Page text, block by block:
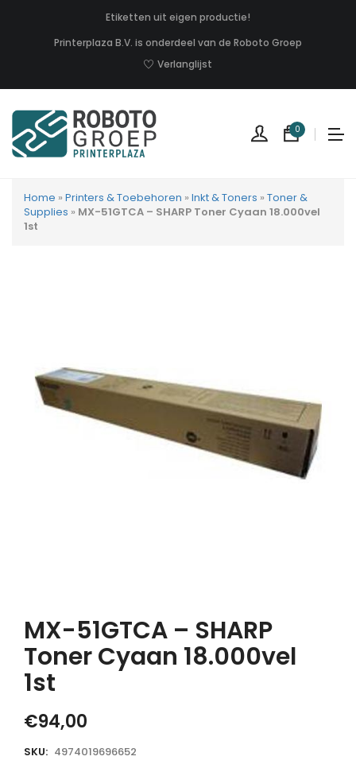
Etiketten uit eigen productie!
Printerplaza B.V. is onderdeel van de Roboto Groep
Verlanglijst
0
Home » Printers & Toebehoren » Inkt & Toners » Toner &
Supplies » MX-51GTCA – SHARP Toner Cyaan 18.000vel
1st
MX-51GTCA – SHARP
Toner Cyaan 18.000vel
1st
€94,00
SKU: 4974019696652